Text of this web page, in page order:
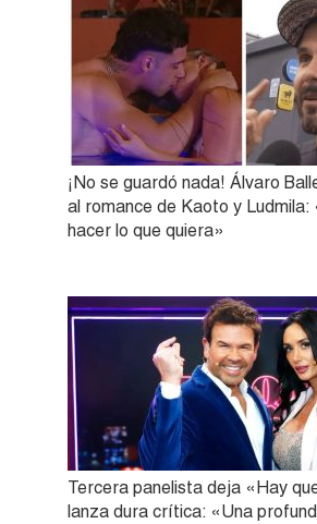
¡No se guardó nada! Álvaro
al romance de Kaoto y Ludmila:
hacer lo que quiera»
Tercera panelista deja «Hay
lanza dura crítica: «Una